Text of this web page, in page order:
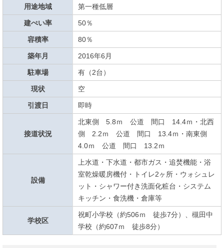
用途地域 第一種低層
建ぺい率 50％
容積率 80％
築年月 2016年6月
駐車場 有（2台）
現状 空
引渡日 即時
接道状況
北東側 5.8ｍ 公道 間口 14.4ｍ・北西
側 2.2ｍ 公道 間口 13.4ｍ・南東側
4.0ｍ 公道 間口 13.2ｍ
設備
上水道・下水道・都市ガス・追焚機能・浴
室乾燥暖房機付・トイレ2ヶ所・ウォシュレ
ット・シャワー付き洗面化粧台・システム
キッチン・食洗機・倉庫等
学校区
祝町小学校（約506ｍ 徒歩7分）、槻田中
学校（約607ｍ 徒歩8分）